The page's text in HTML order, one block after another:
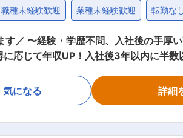
職種未経験歓迎 業種未経験歓迎 転勤な
／ 〜経験・学歴不問、入社後の手厚
応じて年収UP！入社後3年以内に半
との面談の中で振り返りや軌道修正
気になる 詳細